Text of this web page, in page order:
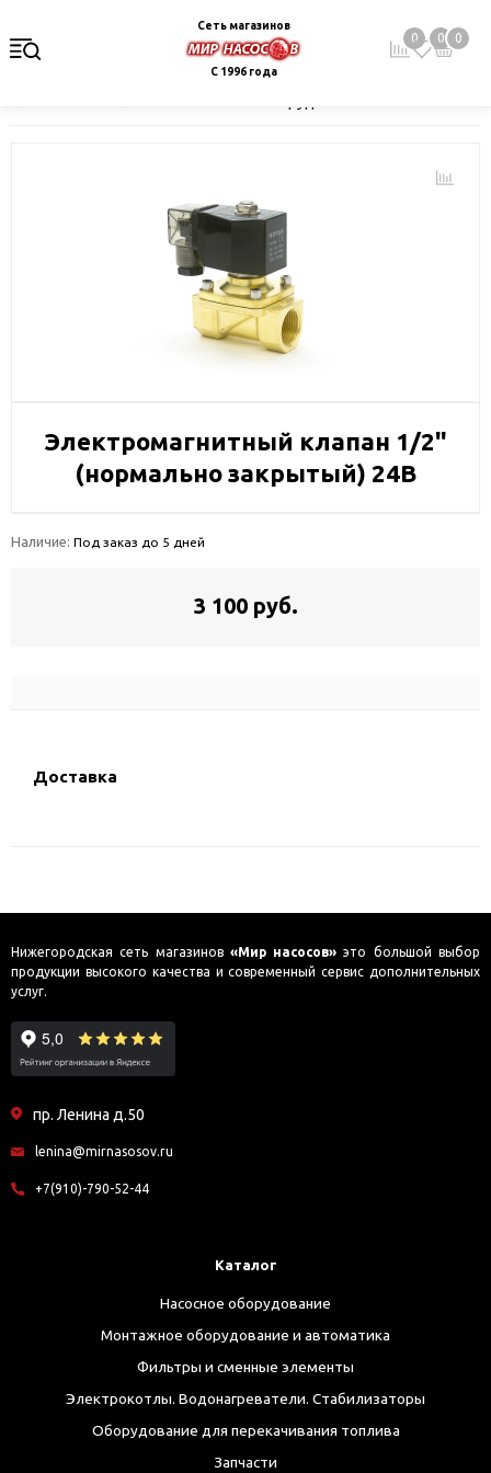
Сеть магазинов
С 1996 года
0 0 0
Электромагнитный клапан 1/2"
(нормально закрытый) 24В
Наличие: Под заказ до 5 дней
3 100 руб.
Доставка
Нижегородская сеть магазинов «Мир насосов» это большой выбор
продукции высокого качества и современный сервис дополнительных
услуг.
пр. Ленина д.50
lenina@mirnasosov.ru
+7(910)-790-52-44
Каталог
Насосное оборудование
Монтажное оборудование и автоматика
Фильтры и сменные элементы
Электрокотлы. Водонагреватели. Стабилизаторы
Оборудование для перекачивания топлива
Запчасти